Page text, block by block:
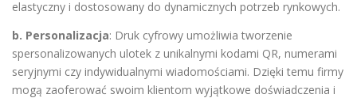
elastyczny i dostosowany do dynamicznych potrzeb rynkowych.
b. Personalizacja: Druk cyfrowy umożliwia tworzenie
spersonalizowanych ulotek z unikalnymi kodami QR, numerami
seryjnymi czy indywidualnymi wiadomościami. Dzięki temu firmy
mogą zaoferować swoim klientom wyjątkowe doświadczenia i